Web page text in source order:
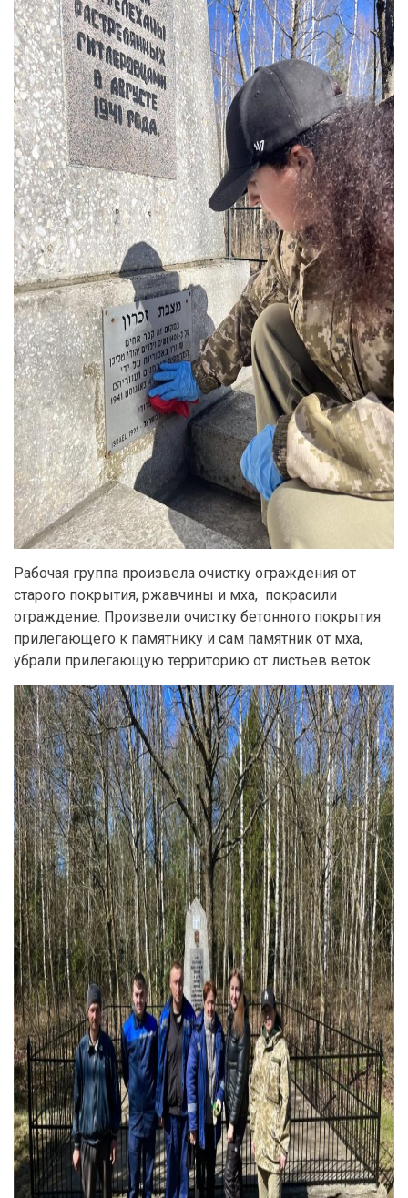
Рабочая группа произвела очистку ограждения от
старого покрытия, ржавчины и мха, покрасили
ограждение. Произвели очистку бетонного покрытия
прилегающего к памятнику и сам памятник от мха,
убрали прилегающую территорию от листьев веток.